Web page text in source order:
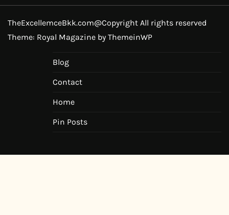
TheExcellemceBkk.com@Copyright All rights reserved
Theme: Royal Magazine by ThemeinWP
Blog
Contact
Home
Pin Posts